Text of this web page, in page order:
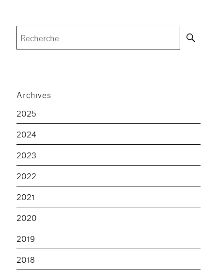
Archives
2025
2024
2023
2022
2021
2020
2019
2018